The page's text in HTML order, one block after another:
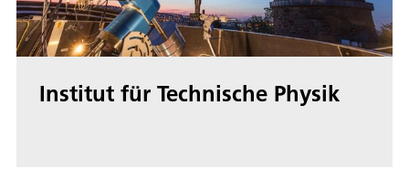
Institut für Technische Physik